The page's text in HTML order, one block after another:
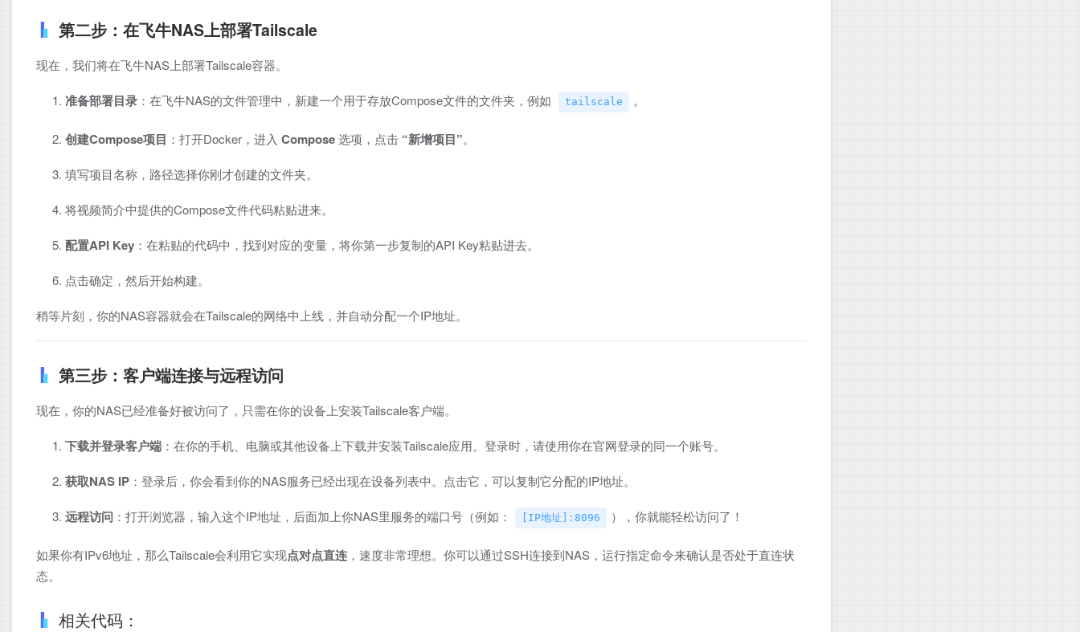
第二步：在飞牛NAS上部署Tailscale
现在，我们将在飞牛NAS上部署Tailscale容器。
准备部署目录 ：在飞牛NAS的文件管理中，新建一个用于存放Compose文件的文件夹，例如 tailscale 。
创建Compose项目 ：打开Docker，进入 Compose选项，点击 “新增项目”。
填写项目名称，路径选择你刚才创建的文件夹。
将视频简介中提供的Compose文件代码粘贴进来。
配置API Key ：在粘贴的代码中，找到对应的变量，将你第一步复制的API Key粘贴进去。
点击确定，然后开始构建。
稍等片刻，你的NAS容器就会在Tailscale的网络中上线，并自动分配一个IP地址。
第三步：客户端连接与远程访问
现在，你的NAS已经准备好被访问了，只需在你的设备上安装Tailscale客户端。
下载并登录客户端 ：在你的手机、电脑或其他设备上下载并安装Tailscale应用。登录时，请使用你在官网登录的同一个账号。
获取NAS IP ：登录后，你会看到你的NAS服务已经出现在设备列表中。点击它，可以复制它分配的IP地址。
远程访问 ：打开浏览器，输入这个IP地址，后面加上你NAS里服务的端口号（例如： [IP地址]:8096 ），你就能轻松访问了！
如果你有IPv6地址，那么Tailscale会利用它实现点对点直连 ，速度非常理想。你可以通过SSH连接到NAS，运行指定命令来确认是否处于直连状
态。
相关代码：